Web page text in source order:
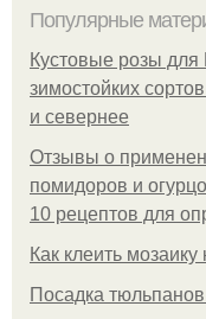
Популярные
Кустовые розы
зимостойких
и севернее
Отзывы о
помидоров и
10 рецептов для
Как клеить
Посадка